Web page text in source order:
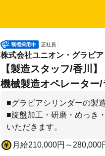
正社員
株式会社ユニオン・グラビア
【製造スタッフ/香川
機械製造オペレーター
■グラビアシリンダーの製
■旋盤加工・研磨・めっき
いただきます。
月給210,000円～280,000